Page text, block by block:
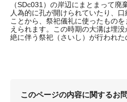
（SDc031）の岸辺にまとまって廃
人為的に孔が開けられていたり、
ことから、祭祀儀礼に使ったもの
えられます。この時期の大溝は埋
絶に伴う祭祀（さいし）が行われた
このページの内容に関するお